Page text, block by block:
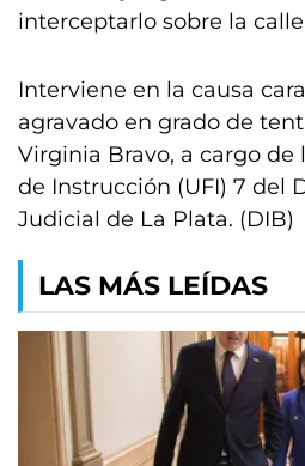
interceptarlo sobre la
Interviene en la causa
agravado en grado de
Virginia Bravo, a cargo de
de Instrucción (UFI) 7 del
Judicial de La Plata. (DIB)
LAS MÁS LEÍDAS